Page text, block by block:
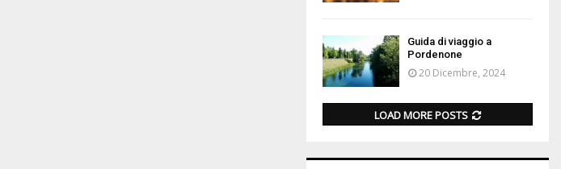
Guida di viaggio a
Pordenone
20 Dicembre, 2024
LOAD MORE POSTS